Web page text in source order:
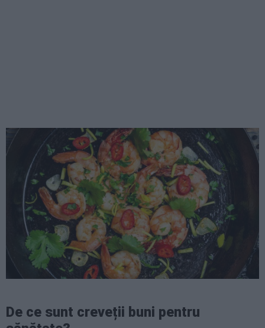
De ce sunt creveții buni pentru